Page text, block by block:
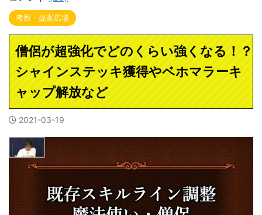
考察・提案広場
僧侶が超強化でどのくらい強くなる！？
シャインステッキ獲得やベホマラーキ
ャップ解放など
2021-03-19